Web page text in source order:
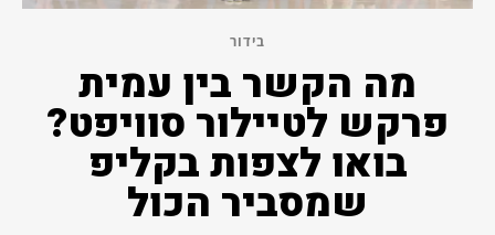
בידור
מה הקשר בין עמית
פרקש לטיילור סוויפט?
בואו לצפות בקליפ
שמסביר הכול